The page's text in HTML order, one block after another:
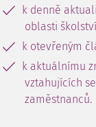
k denně
oblasti
k otevřeným
k aktuálnímu
vztahujících
zaměstnanců.